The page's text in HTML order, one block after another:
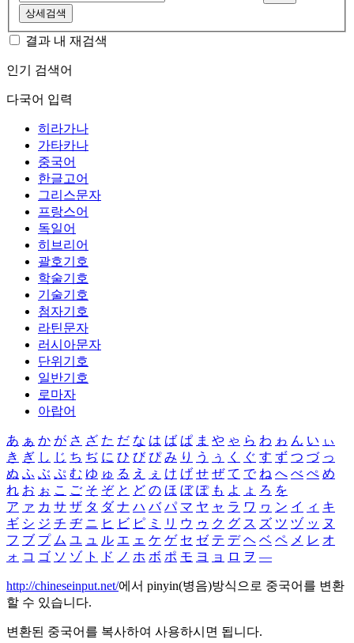
상세검색
결과 내 재검색
인기 검색어
다국어 입력
히라가나
가타카나
중국어
한글고어
그리스문자
프랑스어
독일어
히브리어
괄호기호
학술기호
기술기호
첨자기호
라틴문자
러시아문자
단위기호
일반기호
로마자
아랍어
あ ぁ か が さ ざ た だ な は ば ぱ ま や ゃ ら わ ゎ ん い ぃ
き ぎ し じ ち ぢ に ひ び ぴ み り う ぅ く ぐ す ず つ づ っ
ぬ ふ ぶ ぷ む ゆ ゅ る え ぇ け げ せ ぜ て で ね へ べ ぺ め
れ お ぉ こ ご そ ぞ と ど の ほ ぼ ぽ も よ ょ ろ を
ア ァ カ サ ザ タ ダ ナ ハ バ パ マ ヤ ャ ラ ワ ヮ ン イ ィ キ
ギ シ ジ チ ヂ ニ ヒ ビ ピ ミ リ ウ ゥ ク グ ス ズ ツ ヅ ッ ヌ
フ ブ プ ム ユ ュ ル エ ェ ケ ゲ セ ゼ テ デ ヘ ベ ペ メ レ オ
ォ コ ゴ ソ ゾ ト ド ノ ホ ボ ポ モ ヨ ョ ロ ヲ ―
http://chineseinput.net/에서 pinyin(병음)방식으로 중국어를 변환
할 수 있습니다.
변환된 중국어를 복사하여 사용하시면 됩니다.